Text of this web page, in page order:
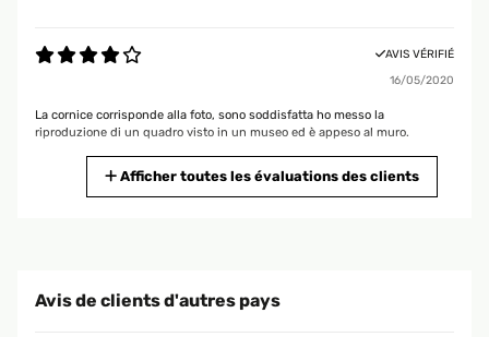
AVIS VÉRIFIÉ
16/05/2020
La cornice corrisponde alla foto, sono soddisfatta ho messo la
riproduzione di un quadro visto in un museo ed è appeso al muro.
Utente Amazon
bella per la casa e l ufficio
Afficher toutes les évaluations des clients
Avis de clients d'autres pays